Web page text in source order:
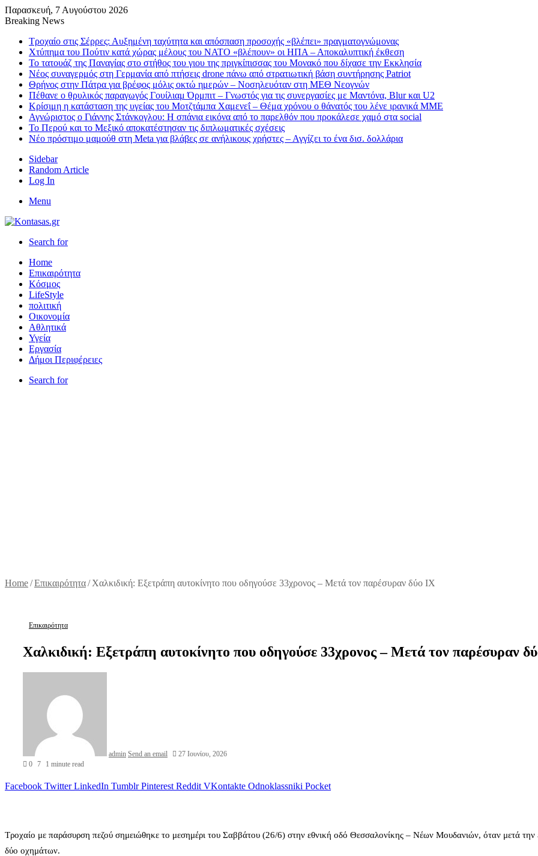
Παρασκευή, 7 Αυγούστου 2026
Breaking News
Τροχαίο στις Σέρρες: Αυξημένη ταχύτητα και απόσπαση προσοχής «βλέπει» πραγματογνώμονας
Χτύπημα του Πούτιν κατά χώρας μέλους του ΝΑΤΟ «βλέπουν» οι ΗΠΑ – Αποκαλυπτική έκθεση
Το τατουάζ της Παναγίας στο στήθος του γιου της πριγκίπισσας του Μονακό που δίχασε την Εκκλησία
Νέος συναγερμός στη Γερμανία από πτήσεις drone πάνω από στρατιωτική βάση συντήρησης Patriot
Θρήνος στην Πάτρα για βρέφος μόλις οκτώ ημερών – Νοσηλευόταν στη ΜΕΘ Νεογνών
Πέθανε ο θρυλικός παραγωγός Γουίλιαμ Όρμπιτ – Γνωστός για τις συνεργασίες με Μαντόνα, Blur και U2
Κρίσιμη η κατάσταση της υγείας του Μοτζτάμπα Χαμενεΐ – Θέμα χρόνου ο θάνατός του λένε ιρανικά ΜΜΕ
Αγνώριστος ο Γιάννης Στάνκογλου: Η σπάνια εικόνα από το παρελθόν που προκάλεσε χαμό στα social
Το Περού και το Μεξικό αποκατέστησαν τις διπλωματικές σχέσεις
Nέο πρόστιμο μαμούθ στη Meta για βλάβες σε ανήλικους χρήστες – Αγγίζει το ένα δισ. δολλάρια
Sidebar
Random Article
Log In
Menu
Search for
Home
Επικαιρότητα
Κόσμος
LifeStyle
πολιτική
Οικονομία
Αθλητικά
Υγεία
Εργασία
Δήμοι Περιφέρειες
Search for
Home/Επικαιρότητα/ Χαλκιδική: Εξετράπη αυτοκίνητο που οδηγούσε 33χρονος – Μετά τον παρέσυραν δύο ΙΧ
Επικαιρότητα
Χαλκιδική: Εξετράπη αυτοκίνητο που οδηγούσε 33χρονος – Μετά τον παρέσυραν
admin Send an email
27 Ιουνίου, 2026
0 7 1 minute read
Facebook Twitter LinkedIn Tumblr Pinterest Reddit VKontakte Odnoklassniki Pocket
Τροχαίο με παράσυρση πεζού σημειώθηκε το μεσημέρι του Σαββάτου (26/6) στην εθνική οδό Θεσσαλονίκης – Νέων Μουδανιών, όταν μετά
δύο οχημάτων.